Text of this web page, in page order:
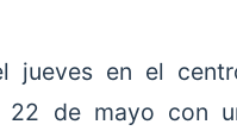
jueves en el
22 de mayo con